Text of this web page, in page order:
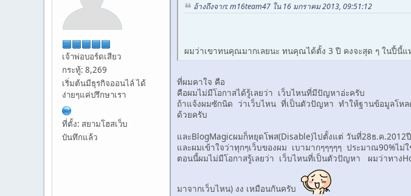
เจ้าพ่อบอร์ดเสียว
กระทู้: 8,269
เริ่มต้นมีธุรกิจออนไล์ ได้
ง่ายๆแค่ปรึกษาเรา
ที่ตั้ง: สยามโฮสเว็บ
บันทึกแล้ว
อ้างถึงจาก: m16team47 ใน 16 มกราคม 2013, 09:51:12
ผมว่าเขาทนคุณมากเลยนะ ทนคุณได้ตั้ง 3 ปี คงจะสุด ๆ ในปี้นี้แ
ที่ผมคาใจ คือ
คือผมไม่มีโอกาสได้รู้เลยว่า เว็บไหนที่มีปัญหาอ่ะครับ
ถ้าแจ้งผมซักนิด ว่าเว็บไหน ที่เป็นตัวปัญหา ทำให้ฐานข้อมูลโห
ด้วยครับ
และBlogMagicผมก็หยุดโพส(Disable)ไปตั้งแต่ วันที่28ธ.ค
และผมเข้าใจว่าทุกๆเว็บของผม เบามากๆๆๆๆๆ ประมาณ90%
ตอนนี้ผมไม่มีโอกาสรู้เลยว่า เว็บไหนที่เป็นตัวปัญหา ผมว่าทาง
มาจากเว็บไหน) งง เหมือนกันครับ